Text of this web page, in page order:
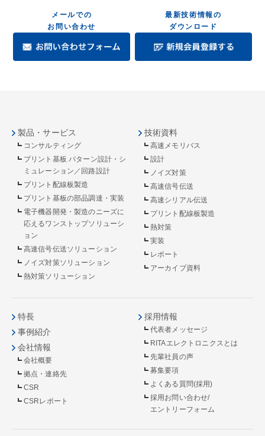
メールでの
お問い合わせ
最新技術情報の
ダウンロード
製品・サービス
コンサルティング
プリント基板 パターン設計・シ
ミュレーション／回路設計
プリント配線板製造
プリント基板の部品調達・実装
電子機器開発・製造のニーズに
応えるワンストップソリューシ
ョン
高速信号伝送ソリューション
ノイズ対策ソリューション
熱対策ソリューション
技術資料
高速メモリバス
設計
ノイズ対策
高速信号伝送
高速シリアル伝送
プリント配線板製造
熱対策
実装
レポート
アーカイブ資料
特長
事例紹介
会社情報
会社概要
拠点・連絡先
CSR
CSRレポート
採用情報
代表者メッセージ
RITAエレクトロニクスとは
先輩社員の声
募集要項
よくある質問(採用)
採用お問い合わせ/
エントリーフォーム